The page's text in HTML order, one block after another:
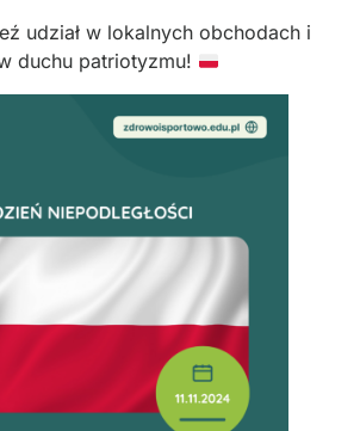
udział w lokalnych obchodach i
duchu patriotyzmu!